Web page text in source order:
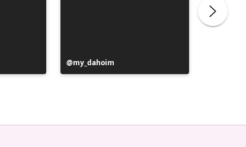
Publicación
realizada
my_dahoim